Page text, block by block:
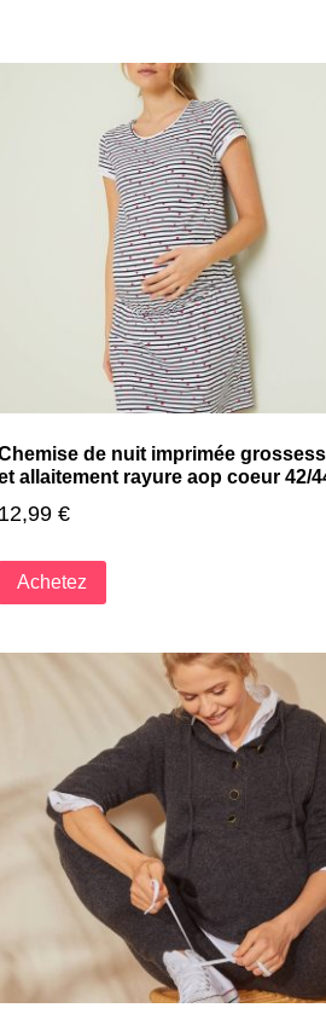
de nuit imprimée
allaitement rayure aop coeur 42/
12,99 €
Achetez